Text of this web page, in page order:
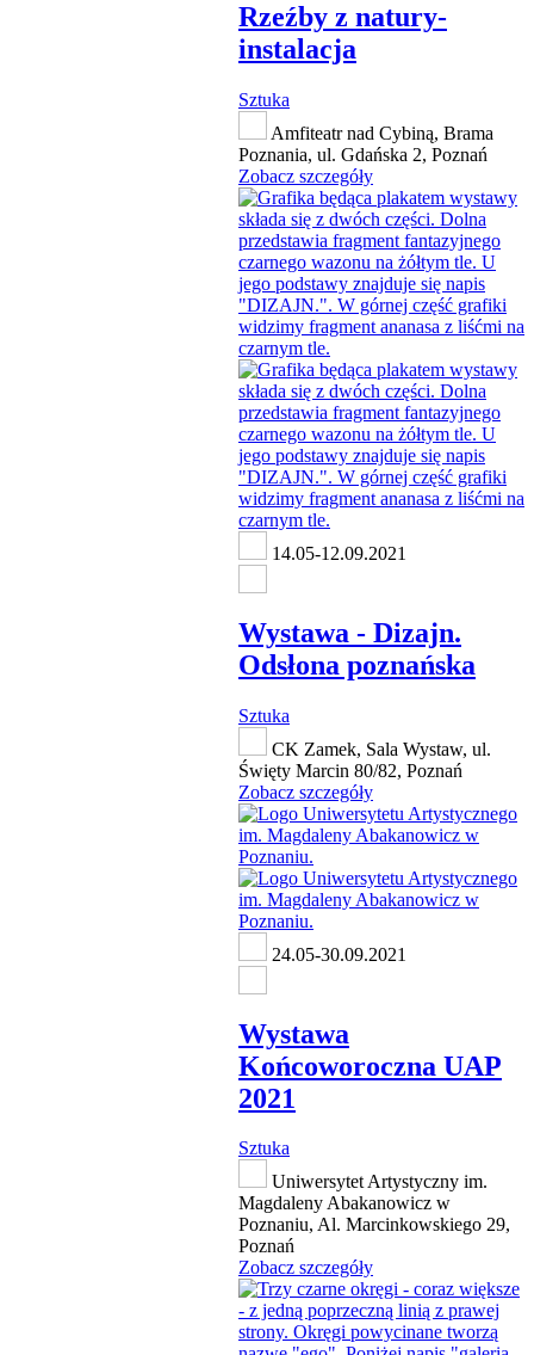
Rzeźby z natury-
instalacja
Sztuka
Amfiteatr nad Cybiną, Brama
Poznania, ul. Gdańska 2, Poznań
Zobacz szczegóły
14.05-12.09.2021
Wystawa - Dizajn.
Odsłona poznańska
Sztuka
CK Zamek, Sala Wystaw, ul.
Święty Marcin 80/82, Poznań
Zobacz szczegóły
24.05-30.09.2021
Wystawa
Końcoworoczna UAP
2021
Sztuka
Uniwersytet Artystyczny im.
Magdaleny Abakanowicz w
Poznaniu, Al. Marcinkowskiego 29,
Poznań
Zobacz szczegóły